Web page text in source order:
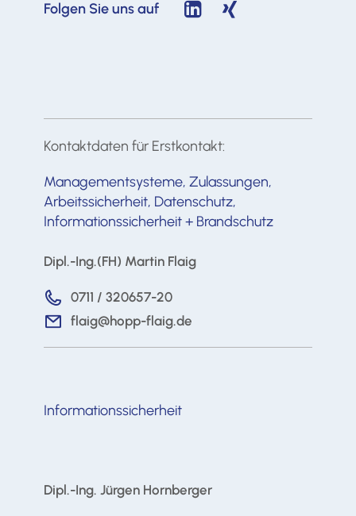
Folgen Sie uns auf
Kontaktdaten für Erstkontakt:
Managementsysteme, Zulassungen,
Arbeitssicherheit, Datenschutz,
Informationssicherheit + Brandschutz
Dipl.-Ing.(FH) Martin Flaig
0711 / 320657-20
flaig@hopp-flaig.de
Informationssicherheit
Dipl.-Ing. Jürgen Hornberger